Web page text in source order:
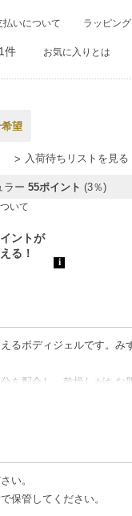
払いについて ラッピン
件 お気に入りとは
望
入荷待ちリストを見る
ラー 55ポイント (3％)
いて
るボディジェルです。み
を配合し、乾燥しがちな
ケアにも配慮された処方
い。
保管してください。